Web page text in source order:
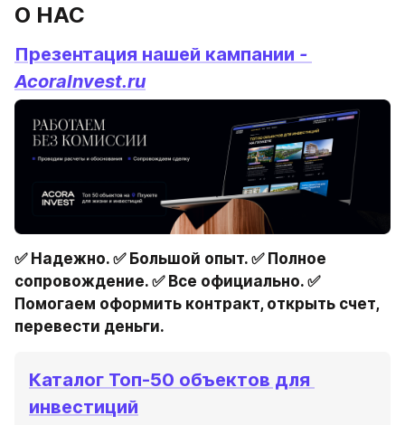
О НАС
Презентация нашей кампании -
AcoraInvest.ru
✅ Надежно. ✅ Большой опыт. ✅ Полное
сопровождение. ✅ Все официально. ✅
Помогаем оформить контракт, открыть счет,
перевести деньги.
Каталог Топ-50 объектов для
инвестиций